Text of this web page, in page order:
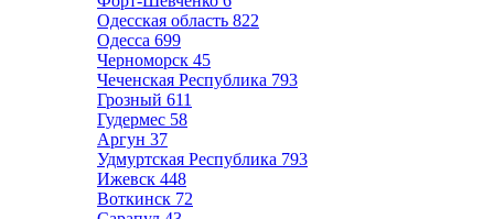
Одесская область 822
Одесса 699
Черноморск 45
Чеченская Республика 793
Грозный 611
Гудермес 58
Аргун 37
Удмуртская Республика 793
Ижевск 448
Воткинск 72